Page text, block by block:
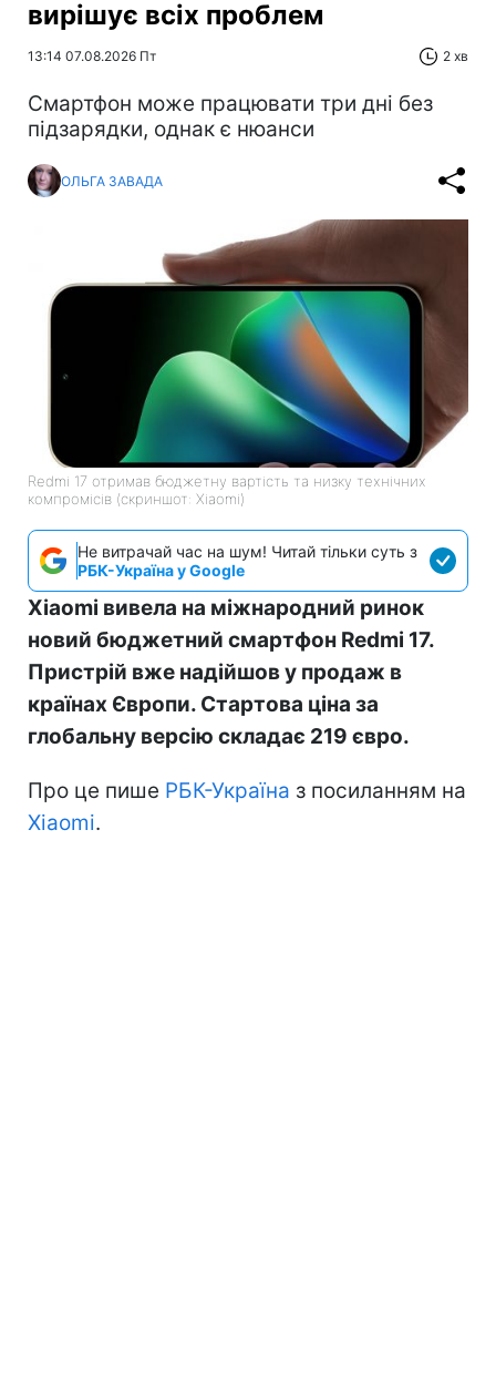
вирішує всіх проблем
13:14 07.08.2026 Пт 2 хв
Смартфон може працювати три дні без
підзарядки, однак є нюанси
ОЛЬГА ЗАВАДА
Redmi 17 отримав бюджетну вартість та низку технічних
компромісів (скриншот: Xiaomi)
Не витрачай час на шум! Читай тільки суть з
РБК-Україна у Google
Xiaomi вивела на міжнародний ринок
новий бюджетний смартфон Redmi 17.
Пристрій вже надійшов у продаж в
країнах Європи. Стартова ціна за
глобальну версію складає 219 євро.
Про це пише РБК-Україна з посиланням на
Xiaomi.